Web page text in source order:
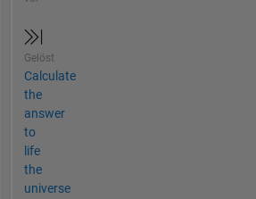
Gelöst
Calculate
the
answer
to
life
the
universe